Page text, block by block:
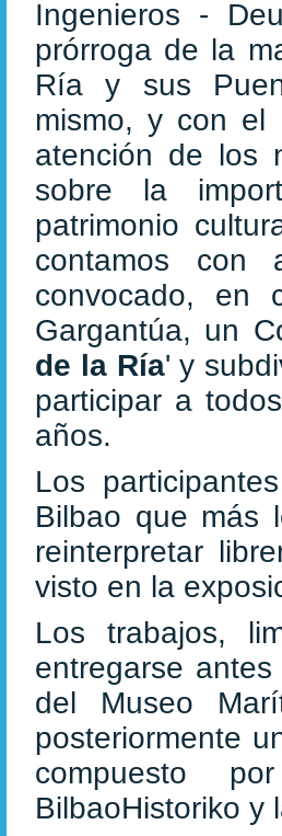
Ingenieros -
prórroga de la
Ría y sus
mismo, y con el
atención de los
sobre la
patrimonio
contamos con
convocado, en
Gargantúa, un
de la Ría' y
participar a
años.
Los
Bilbao que más
reinterpretar
visto en la
Los trabajos,
entregarse
del Museo
posteriormente
compuesto
BilbaoHistoriko y